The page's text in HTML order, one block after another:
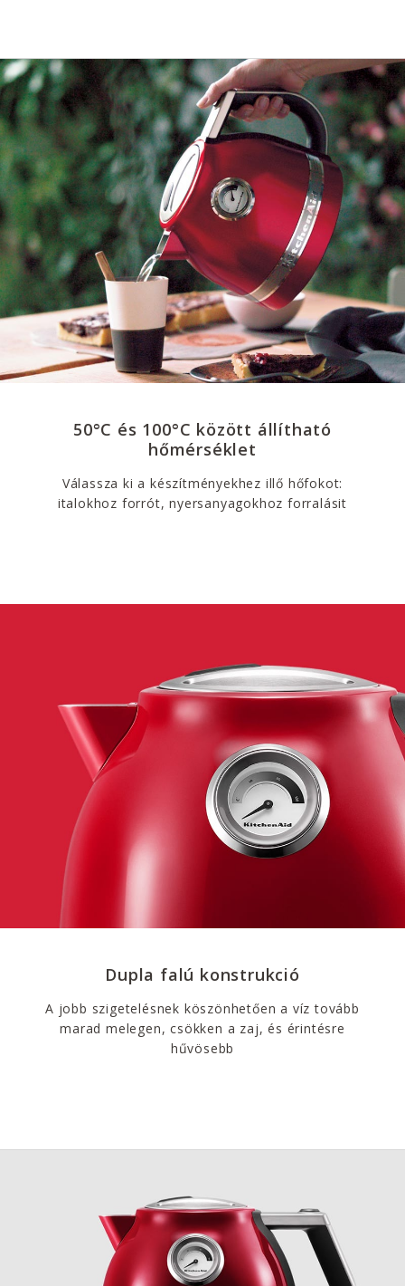
50°C és 100°C között állítható
hőmérséklet
Válassza ki a készítményekhez illő hőfokot:
italokhoz forrót, nyersanyagokhoz forralásit
Dupla falú konstrukció
A jobb szigetelésnek köszönhetően a víz tovább
marad melegen, csökken a zaj, és érintésre
hűvösebb